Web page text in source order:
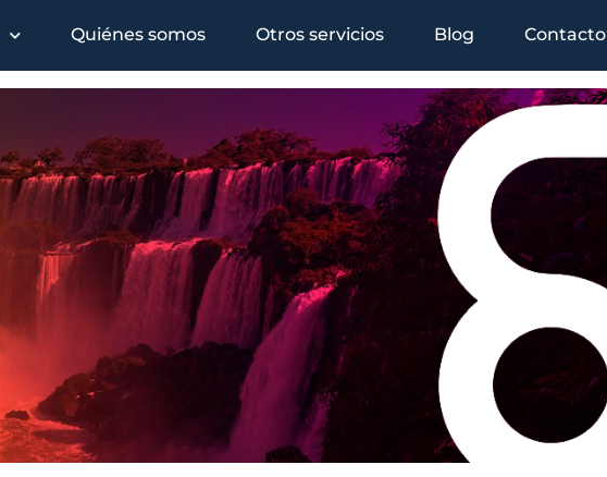
Quiénes somos Otros servicios Blog Contacto